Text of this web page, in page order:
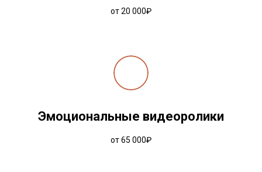
от 20 000₽
Эмоциональные видеоролики
от 65 000₽